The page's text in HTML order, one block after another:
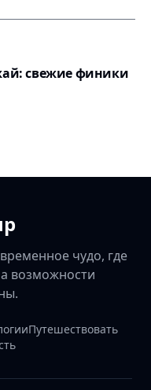
свежие финики
чудо, где
возможности
Путешествовать